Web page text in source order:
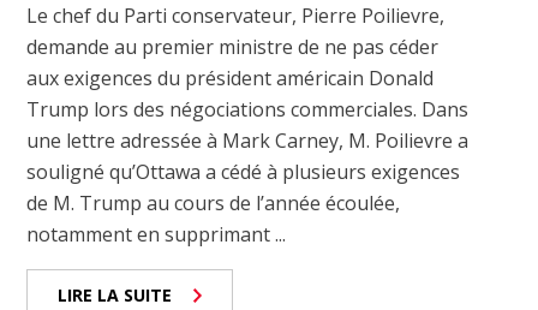
Le chef du Parti conservateur, Pierre Poilievre,
demande au premier ministre de ne pas céder
aux exigences du président américain Donald
Trump lors des négociations commerciales. Dans
une lettre adressée à Mark Carney, M. Poilievre a
souligné qu’Ottawa a cédé à plusieurs exigences
de M. Trump au cours de l’année écoulée,
notamment en supprimant ...
LIRE LA SUITE